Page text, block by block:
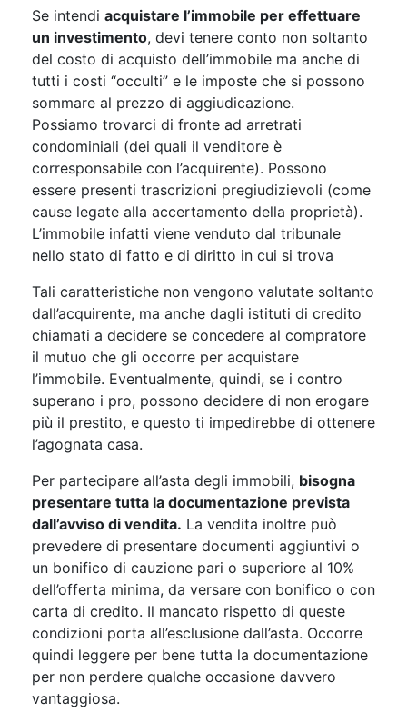
Se intendi acquistare l’immobile per effettuare
un investimento, devi tenere conto non soltanto
del costo di acquisto dell’immobile ma anche di
tutti i costi “occulti” e le imposte che si possono
sommare al prezzo di aggiudicazione.
Possiamo trovarci di fronte ad arretrati
condominiali (dei quali il venditore è
corresponsabile con l’acquirente). Possono
essere presenti trascrizioni pregiudizievoli (come
cause legate alla accertamento della proprietà).
L’immobile infatti viene venduto dal tribunale
nello stato di fatto e di diritto in cui si trova
Tali caratteristiche non vengono valutate soltanto
dall’acquirente, ma anche dagli istituti di credito
chiamati a decidere se concedere al compratore
il mutuo che gli occorre per acquistare
l’immobile. Eventualmente, quindi, se i contro
superano i pro, possono decidere di non erogare
più il prestito, e questo ti impedirebbe di ottenere
l’agognata casa.
Per partecipare all’asta degli immobili, bisogna
presentare tutta la documentazione prevista
dall’avviso di vendita. La vendita inoltre può
prevedere di presentare documenti aggiuntivi o
un bonifico di cauzione pari o superiore al 10%
dell’offerta minima, da versare con bonifico o con
carta di credito. Il mancato rispetto di queste
condizioni porta all’esclusione dall’asta. Occorre
quindi leggere per bene tutta la documentazione
per non perdere qualche occasione davvero
vantaggiosa.